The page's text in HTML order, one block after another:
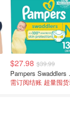
$27.98 $39.99
需订阅结账 超量囤